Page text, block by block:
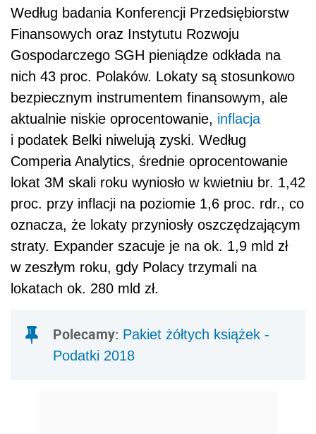
Według badania Konferencji Przedsiębiorstw
Finansowych oraz Instytutu Rozwoju
Gospodarczego SGH pieniądze odkłada na
nich 43 proc. Polaków. Lokaty są stosunkowo
bezpiecznym instrumentem finansowym, ale
aktualnie niskie oprocentowanie, inflacja
i podatek Belki niwelują zyski. Według
Comperia Analytics, średnie oprocentowanie
lokat 3M skali roku wyniosło w kwietniu br. 1,42
proc. przy inflacji na poziomie 1,6 proc. rdr., co
oznacza, że lokaty przyniosły oszczędzającym
straty. Expander szacuje je na ok. 1,9 mld zł
w zeszłym roku, gdy Polacy trzymali na
lokatach ok. 280 mld zł.
Polecamy: Pakiet żółtych książek -
Podatki 2018